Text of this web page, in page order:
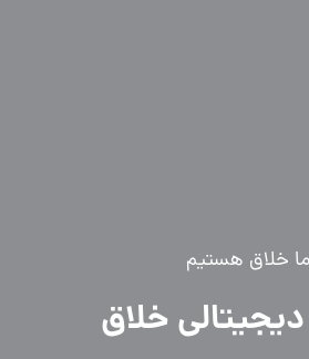
ما خلاق هستیم
خلاق